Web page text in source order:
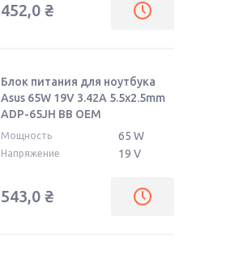
452,0 ₴
Блок питания для ноутбука
Asus 65W 19V 3.42A 5.5x2.5mm
ADP-65JH BB OEM
Мощность 65 W
Напряжение 19 V
543,0 ₴